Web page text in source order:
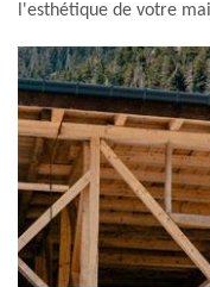
l'esthétique de votre